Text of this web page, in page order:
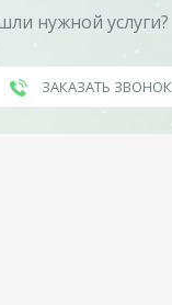
нужной услуги?
ЗАКАЗАТЬ ЗВОНОК